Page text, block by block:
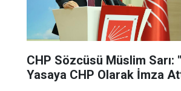
CHP Sözcüsü Müslim Sarı:
Yasaya CHP Olarak İmza